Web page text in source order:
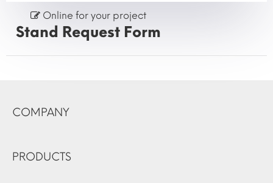
Online for your project
Stand Request Form
COMPANY
PRODUCTS